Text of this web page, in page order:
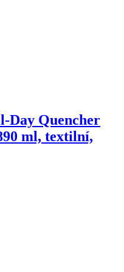
Day Quencher
ml, textilní,